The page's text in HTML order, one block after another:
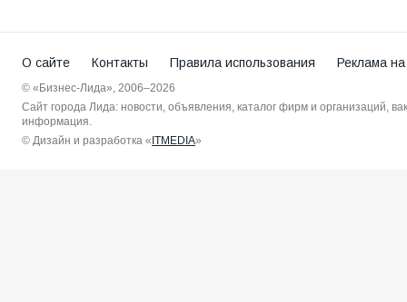
О сайте Контакты Правила использования Реклама
© «Бизнес-Лида», 2006–2026
Сайт города Лида: новости, объявления, каталог фирм и организаций,
информация.
© Дизайн и разработка «ITMEDIA»